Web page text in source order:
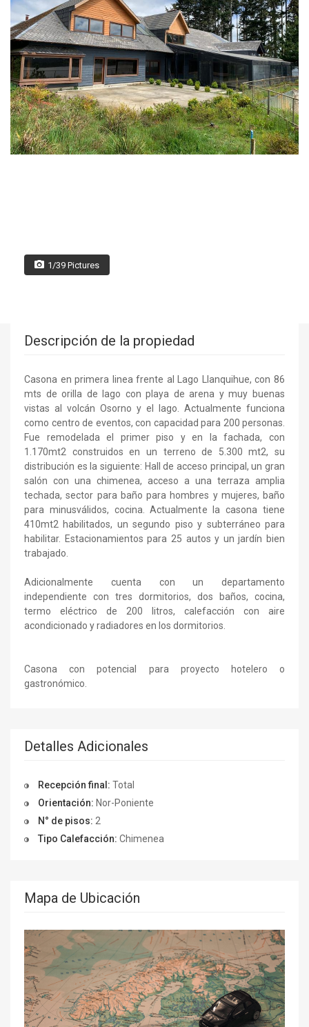
1/39 Pictures
Descripción de la propiedad
Casona en primera linea frente al Lago Llanquihue, con 86
mts de orilla de lago con playa de arena y muy buenas
vistas al volcán Osorno y el lago. Actualmente funciona
como centro de eventos, con capacidad para 200 personas.
Fue remodelada el primer piso y en la fachada, con
1.170mt2 construidos en un terreno de 5.300 mt2, su
distribución es la siguiente: Hall de acceso principal, un gran
salón con una chimenea, acceso a una terraza amplia
techada, sector para baño para hombres y mujeres, baño
para minusválidos, cocina. Actualmente la casona tiene
410mt2 habilitados, un segundo piso y subterráneo para
habilitar. Estacionamientos para 25 autos y un jardín bien
trabajado.
Adicionalmente cuenta con un departamento
independiente con tres dormitorios, dos baños, cocina,
termo eléctrico de 200 litros, calefacción con aire
acondicionado y radiadores en los dormitorios.
Casona con potencial para proyecto hotelero o
gastronómico.
Detalles Adicionales
Recepción final: Total
Orientación: Nor-Poniente
N° de pisos: 2
Tipo Calefacción: Chimenea
Mapa de Ubicación